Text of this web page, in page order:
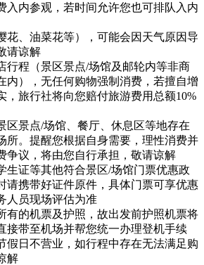
入内参观，若时间允许您也可排队入内
花、油菜花等），可能会因天气原因导
请谅解
行程（景区景点/场馆及邮轮内等非商
内），无任何购物强制消费，若擅自增
，旅行社将向您赔付旅游费用总额10%
区景点/场馆、餐厅、休息区等地存在
所。提醒您根据自身需要，理性消费并
争议，将由您自行承担，敬请谅解
生证等其他符合景区/场馆门票优惠政
请携带好证件原件，具体门票可享优惠
人员现场评估为准
有的机票及护照，故出发前护照机票将
接带至机场并帮您统一办理登机手续
假日不营业，如行程中存在无法满足购
解